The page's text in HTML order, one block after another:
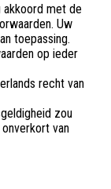
akkoord met de
Uw
toepassing.
op ieder
recht van
zou
van